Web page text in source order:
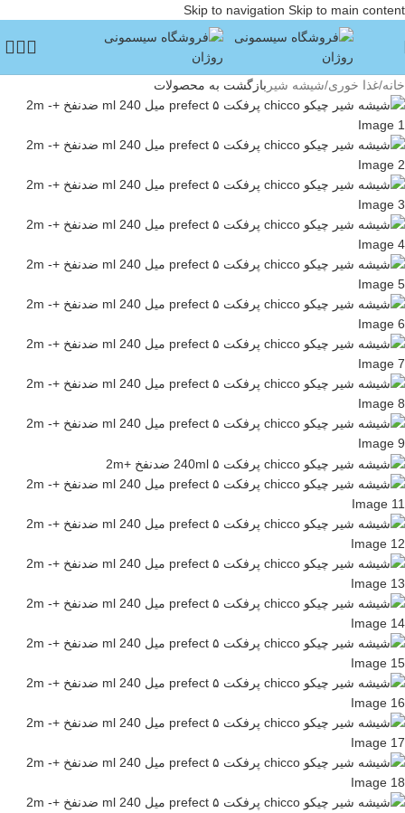
Skip to navigation Skip to main content
خانه/غذا خوری/شیشه شیر بازگشت به محصولات